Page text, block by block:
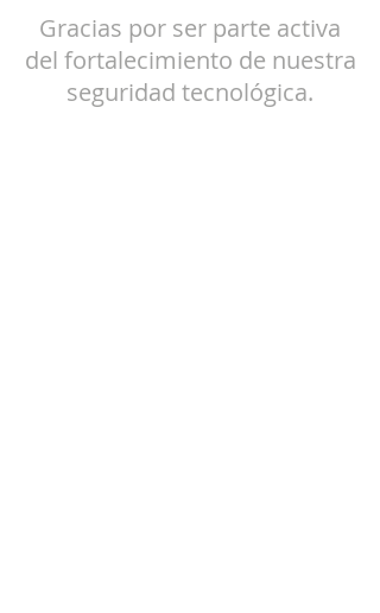
Gracias por ser parte activa
del fortalecimiento de nuestra
seguridad tecnológica.